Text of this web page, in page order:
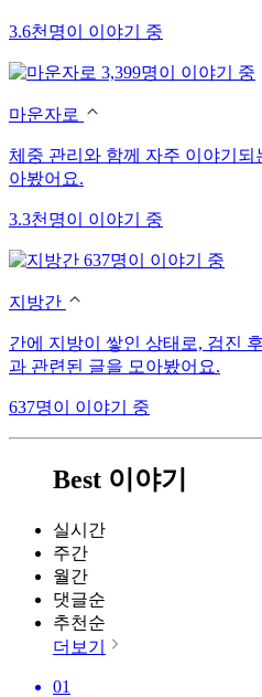
3.6천명이 이야기 중
3,399명이 이야기 중
마운자로
체중 관리와 함께 자주 이야기
아봤어요.
3.3천명이 이야기 중
637명이 이야기 중
지방간
간에 지방이 쌓인 상태로, 검진
과 관련된 글을 모아봤어요.
637명이 이야기 중
Best 이야기
실시간
주간
월간
댓글순
추천순
더보기
01